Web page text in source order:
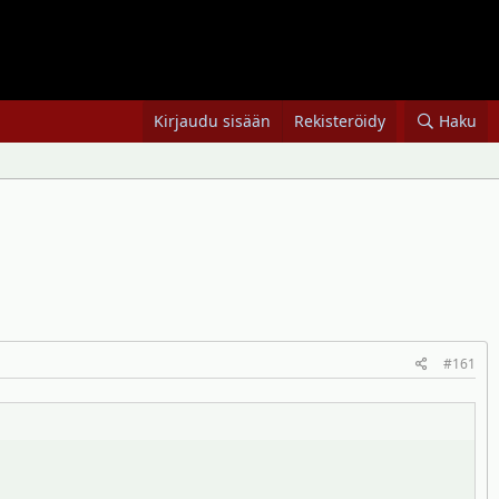
Kirjaudu sisään Rekisteröidy Haku
#161